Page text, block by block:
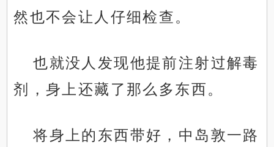
然也不会让人仔细检查。
也就没人发现他提前注射过解毒
剂，身上还藏了那么多东西。
将身上的东西带好，中岛敦一路